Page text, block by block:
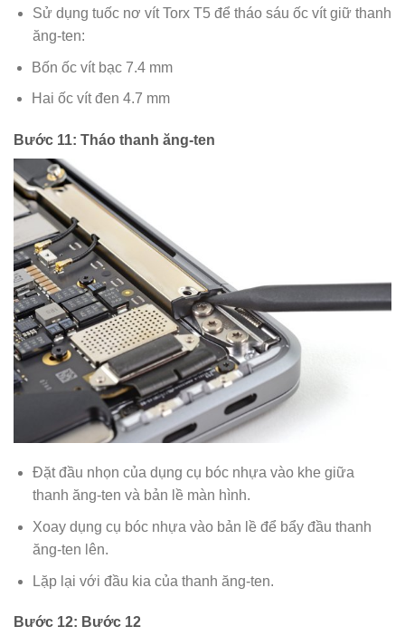
Sử dụng tuốc nơ vít Torx T5 để tháo sáu ốc vít giữ thanh
ăng-ten:
Bốn ốc vít bạc 7.4 mm
Hai ốc vít đen 4.7 mm
Bước 11: Tháo thanh ăng-ten
Đặt đầu nhọn của dụng cụ bóc nhựa vào khe giữa
thanh ăng-ten và bản lề màn hình.
Xoay dụng cụ bóc nhựa vào bản lề để bẩy đầu thanh
ăng-ten lên.
Lặp lại với đầu kia của thanh ăng-ten.
Bước 12: Bước 12